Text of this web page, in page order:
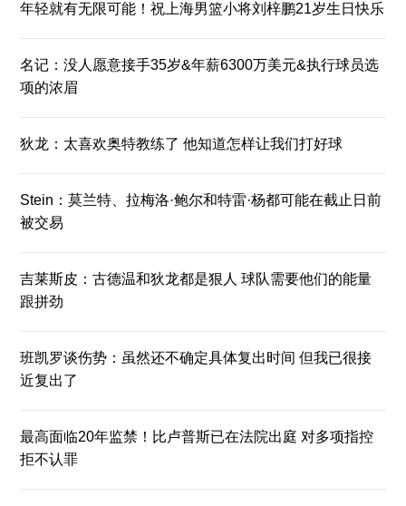
年轻就有无限可能！祝上海男篮小将刘梓鹏21岁生日快乐
名记：没人愿意接手35岁&年薪6300万美元&执行球员选
项的浓眉
狄龙：太喜欢奥特教练了 他知道怎样让我们打好球
Stein：莫兰特、拉梅洛·鲍尔和特雷·杨都可能在截止日前
被交易
吉莱斯皮：古德温和狄龙都是狠人 球队需要他们的能量
跟拼劲
班凯罗谈伤势：虽然还不确定具体复出时间 但我已很接
近复出了
最高面临20年监禁！比卢普斯已在法院出庭 对多项指控
拒不认罪